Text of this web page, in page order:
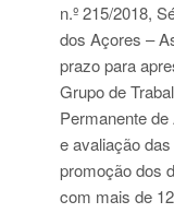
n.º 215/2018,
dos Açores –
prazo para
Grupo de
Permanente
e avaliação
promoção dos
com mais de